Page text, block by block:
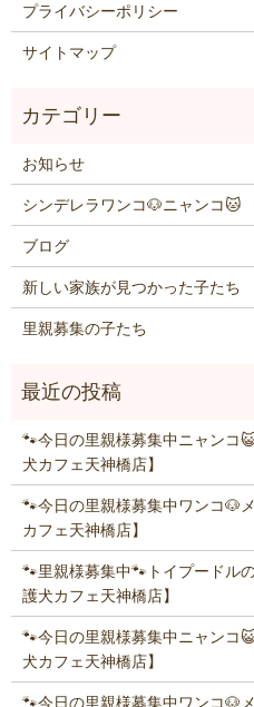
プライバシーポリシー
サイトマップ
お知らせ
シンデレラワンコ🐶ニャンコ🐱
ブログ
新しい家族が見つかった子たち
里親募集の子たち
🐾今日の里親様募集中ニャンコ
犬カフェ天神橋店】
🐾今日の里親様募集中ワンコ🐶
カフェ天神橋店】
🐾里親様募集中🐾トイプードル
護犬カフェ天神橋店】
🐾今日の里親様募集中ニャンコ
犬カフェ天神橋店】
🐾今日の里親様募集中ワンコ🐶